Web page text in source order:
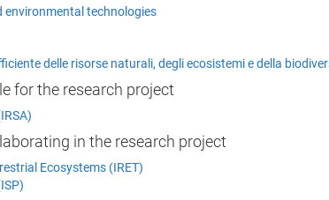
environmental technologies
delle risorse naturali, degli ecosistemi e della
for the research project
in the research project
Ecosystems (IRET)